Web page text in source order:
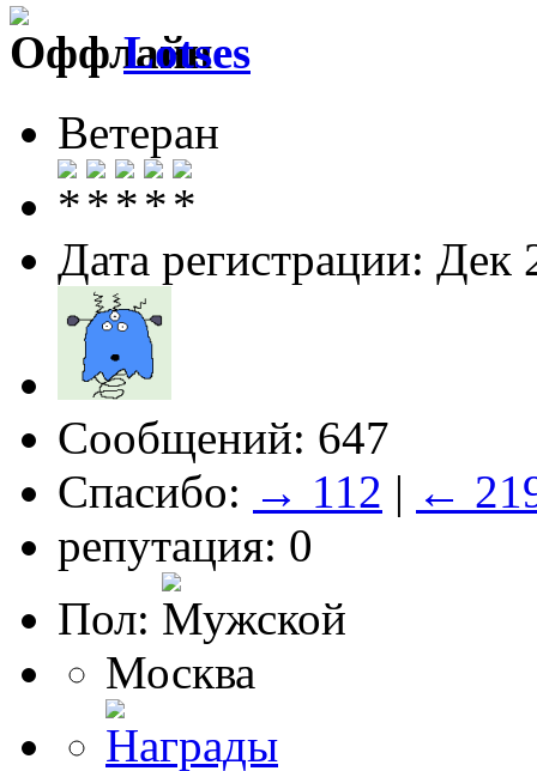
Lotses
Ветеран
Дата регистрации: Дек
Сообщений: 647
Спасибо: → 112 | ←
репутация: 0
Пол:
Москва